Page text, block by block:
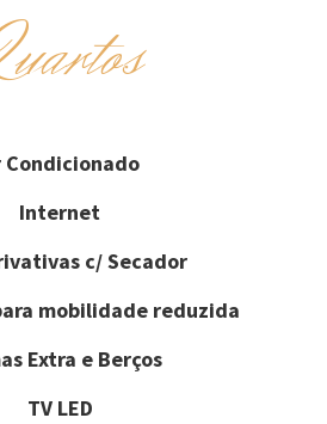
Condicionado
Internet
c/ Secador
mobilidade reduzida
Extra e Berços
TV LED